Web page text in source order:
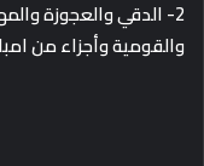
2- الدقي والعجوزة
والقومية وأجزاء من